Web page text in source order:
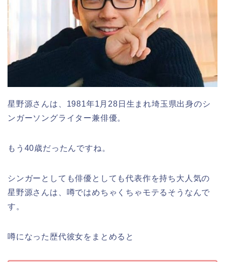
星野源さんは、1981年1月28日生まれ埼玉県出身のシ
ンガーソングライター兼俳優。
もう40歳だったんですね。
シンガーとしても俳優としても代表作を持ち大人気の
星野源さんは、噂ではめちゃくちゃモテるそうなんで
す。
噂になった歴代彼女をまとめると